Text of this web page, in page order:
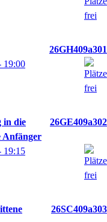
26GH409a301
19:00
in die
Anfänger
26GE409a302
19:15
26SC409a303